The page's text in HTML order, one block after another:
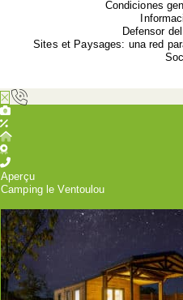
Condiciones
Defensor
Sites et Paysages: una red
Aperçu
Camping le Ventoulou